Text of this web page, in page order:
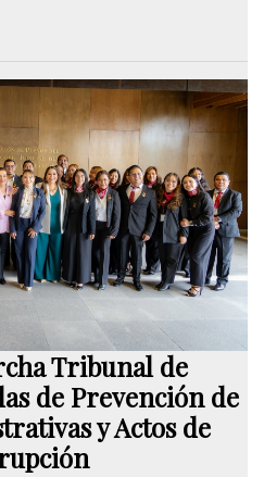
Tribunal de
de Prevención de
y Actos de